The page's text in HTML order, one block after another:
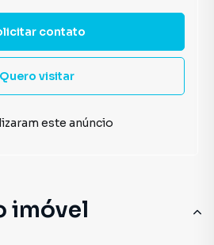
imóvel
contato
Quero visitar
este anúncio